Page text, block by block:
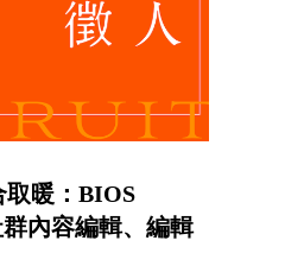
取暖：BIOS
內容編輯、編輯